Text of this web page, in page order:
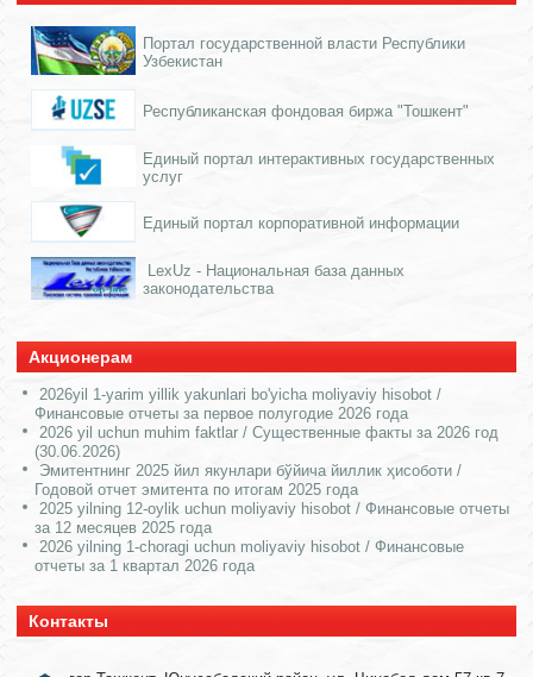
Портал государственной власти Республики
Узбекистан
Республиканская фондовая биржа "Тошкент"
Единый портал интерактивных государственных
услуг
Единый портал корпоративной информации
LexUz - Национальная база данных
законодательства
Акционерам
2026yil 1-yarim yillik yakunlari bo'yicha moliyaviy hisobot /
Финансовые отчеты за первое полугодие 2026 года
2026 yil uchun muhim faktlar / Существенные факты за 2026 год
(30.06.2026)
Эмитентнинг 2025 йил якунлари бўйича йиллик ҳисоботи /
Годовой отчет эмитента по итогам 2025 года
2025 yilning 12-oylik uchun moliyaviy hisobot / Финансовые отчеты
за 12 месяцев 2025 года
2026 yilning 1-choragi uchun moliyaviy hisobot / Финансовые
отчеты за 1 квартал 2026 года
Контакты